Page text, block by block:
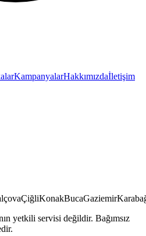
KampanyalarHakkımızdaİletişim
ÇiğliKonakBucaGaziemir
yetkili servisi değildir. Bağımsız